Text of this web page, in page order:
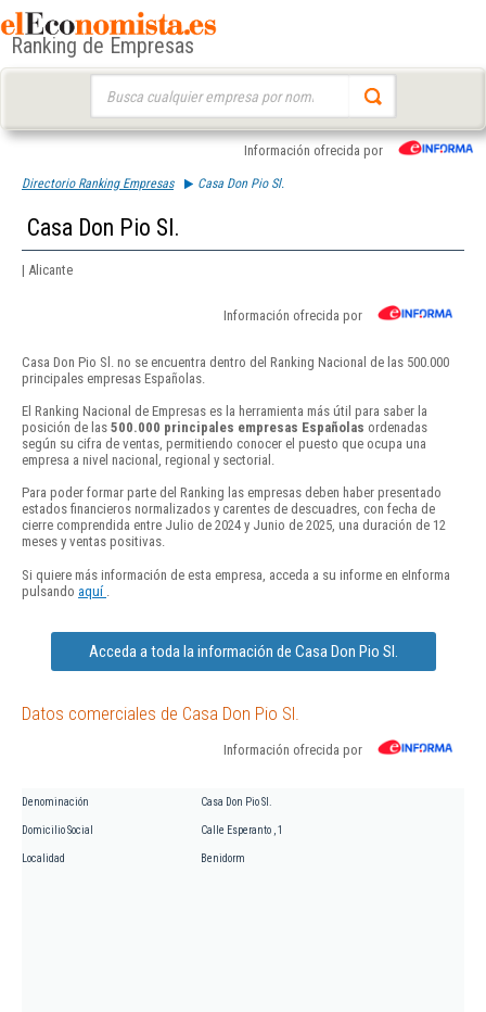
Ranking de Empresas
Información ofrecida por
Directorio Ranking Empresas Casa Don Pio Sl.
Casa Don Pio Sl.
| Alicante
Información ofrecida por
Casa Don Pio Sl. no se encuentra dentro del Ranking Nacional de las 500.000
principales empresas Españolas.
El Ranking Nacional de Empresas es la herramienta más útil para saber la
posición de las 500.000 principales empresas Españolas ordenadas
según su cifra de ventas, permitiendo conocer el puesto que ocupa una
empresa a nivel nacional, regional y sectorial.
Para poder formar parte del Ranking las empresas deben haber presentado
estados financieros normalizados y carentes de descuadres, con fecha de
cierre comprendida entre Julio de 2024 y Junio de 2025, una duración de 12
meses y ventas positivas.
Si quiere más información de esta empresa, acceda a su informe en eInforma
pulsando aquí
Acceda a toda la información de Casa Don Pio Sl.
Datos comerciales de Casa Don Pio Sl.
Información ofrecida por
Denominación Casa Don Pio Sl.
Domicilio Social Calle Esperanto , 1
Localidad Benidorm